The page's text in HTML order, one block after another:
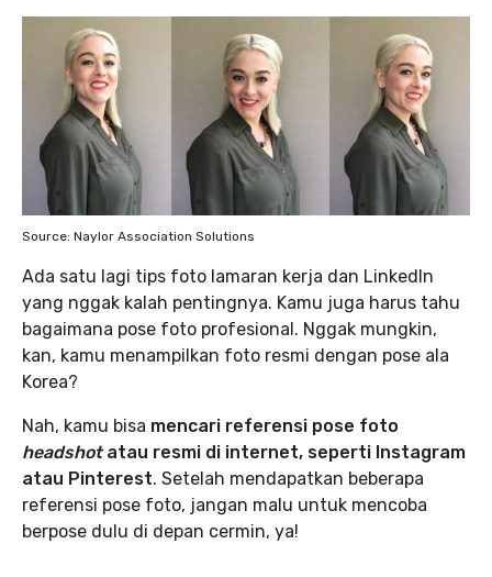
Source: Naylor Association Solutions
Ada satu lagi tips foto lamaran kerja dan LinkedIn
yang nggak kalah pentingnya. Kamu juga harus tahu
bagaimana pose foto profesional. Nggak mungkin,
kan, kamu menampilkan foto resmi dengan pose ala
Korea?
Nah, kamu bisa mencari referensi pose foto
headshotatau resmi di internet, seperti Instagram
atau Pinterest. Setelah mendapatkan beberapa
referensi pose foto, jangan malu untuk mencoba
berpose dulu di depan cermin, ya!